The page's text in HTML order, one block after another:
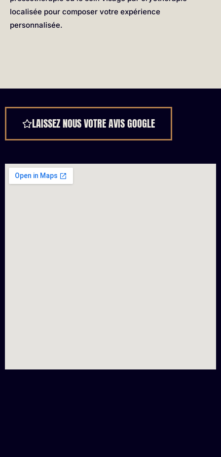
localisée pour composer votre expérience
personnalisée.
LAISSEZ NOUS VOTRE AVIS GOOGLE